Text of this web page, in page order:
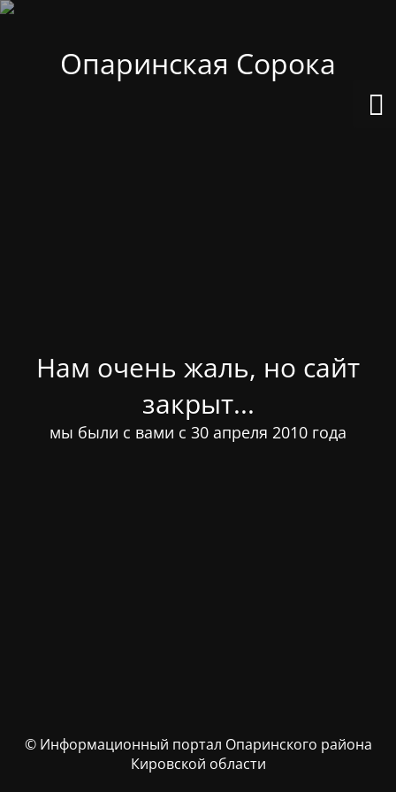
Опаринская Сорока
Нам очень жаль, но сайт
закрыт...
мы были с вами с 30 апреля 2010 года
© Информационный портал Опаринского района
Кировской области